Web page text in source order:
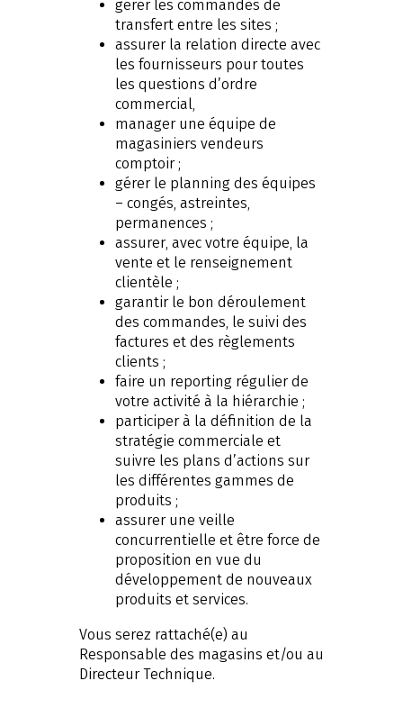
gérer les commandes de
transfert entre les sites ;
assurer la relation directe avec
les fournisseurs pour toutes
les questions d’ordre
commercial,
manager une équipe de
magasiniers vendeurs
comptoir ;
gérer le planning des équipes
– congés, astreintes,
permanences ;
assurer, avec votre équipe, la
vente et le renseignement
clientèle ;
garantir le bon déroulement
des commandes, le suivi des
factures et des règlements
clients ;
faire un reporting régulier de
votre activité à la hiérarchie ;
participer à la définition de la
stratégie commerciale et
suivre les plans d’actions sur
les différentes gammes de
produits ;
assurer une veille
concurrentielle et être force de
proposition en vue du
développement de nouveaux
produits et services.
Vous serez rattaché(e) au
Responsable des magasins et/ou au
Directeur Technique.